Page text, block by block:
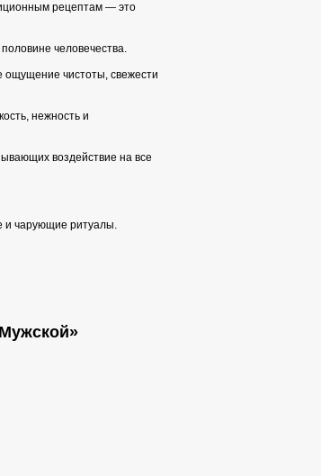
рецептам — это
человечества.
ощущение чистоты, свежести
нежность и
воздействие на все
и чарующие ритуалы.